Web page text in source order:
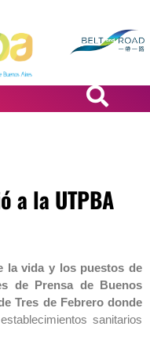
a la UTPBA
la vida y los puestos de
de Prensa de Buenos
Tres de Febrero donde
sanitarios